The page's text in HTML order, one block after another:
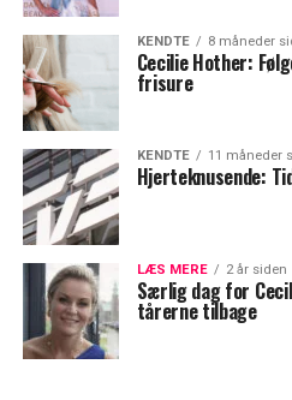
KENDTE 8 måneder
Cecilie Hother:
frisure
KENDTE 11 måneder
Hjerteknusende:
LÆS MERE 2 år siden
Særlig dag for
tårerne tilbage